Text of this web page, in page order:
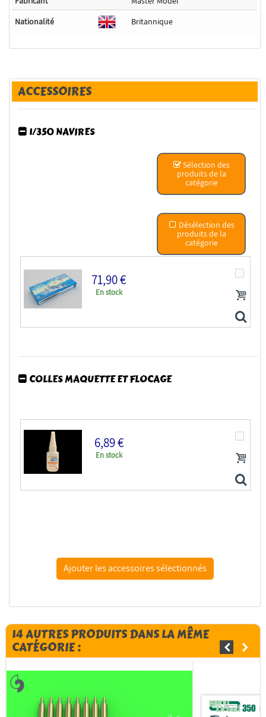
Nationalité
Britannique
ACCESSOIRES
1/350 NAVIRES
Sélection des
produits de la
catégorie
Désélection des
produits de la
catégorie
71,90 €
En stock
COLLES MAQUETTE ET FLOCAGE
6,89 €
En stock
Colle 21 colle cyanoacrylate anaérobie 20g
14 AUTRES PRODUITS DANS LA MÊME
CATÉGORIE :